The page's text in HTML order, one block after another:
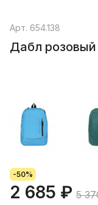
Арт. 654.138
Дабл
-50%
2 685 ₽ 5